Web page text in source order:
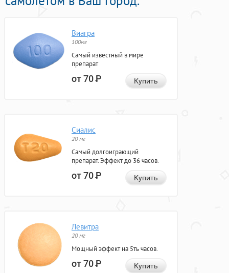
Виагра
100мг
Самый известный в мире
препарат
от 70Р Купить
Сиалис
20 мг
Самый долгоиграющий
препарат. Эффект до 36 часов.
от 70Р Купить
Левитра
20 мг
Мощный эффект на 5ть часов.
от 70Р Купить